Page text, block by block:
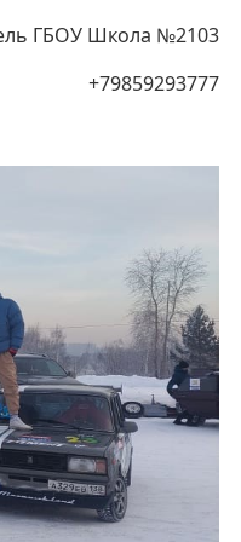
ГБОУ Школа №2103
+79859293777